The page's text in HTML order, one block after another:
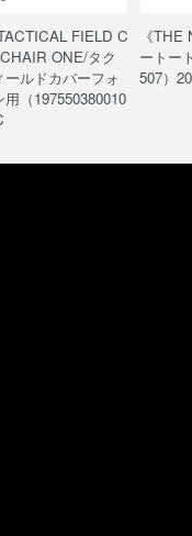
FIELD C
ONE/タク
ルドカバーフォ
（197550380010
《
ートー
507）